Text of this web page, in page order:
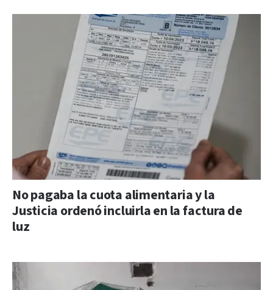
No pagaba la cuota alimentaria y la
Justicia ordenó incluirla en la factura de
luz